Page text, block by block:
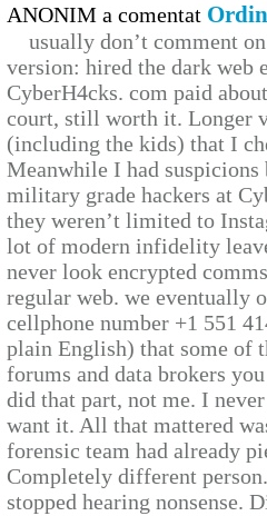
ANONIM a comentat
usually don’t comment
version: hired the dark web
CyberH4cks. com paid
court, still worth it. Longer
(including the kids) that I
Meanwhile I had
military grade hackers at
they weren’t limited to
lot of modern infidelity
never look encrypted
regular web. we eventually
cellphone number +1 551
plain English) that some of
forums and data brokers
did that part, not me. I
want it. All that mattered
forensic team had already
Completely different
stopped hearing nonsense.